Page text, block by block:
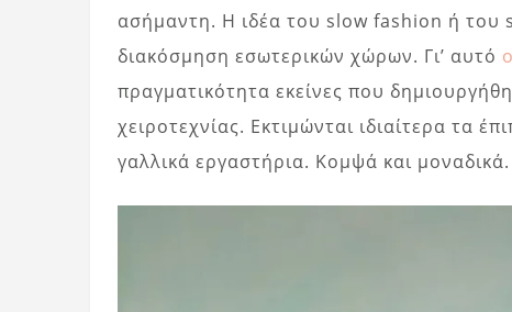
ασήμαντη. Η ιδέα του slow fashion ή του
διακόσμηση εσωτερικών χώρων. Γι’ αυτό
πραγματικότητα εκείνες που
χειροτεχνίας. Εκτιμώνται ιδιαίτερα τα
γαλλικά εργαστήρια. Κομψά και μοναδικά.